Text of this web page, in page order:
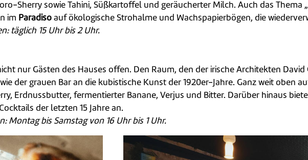
Sherry sowie Tahini, Süßkartoffel und geräucherter Milch. Auch das Thema
im Paradiso auf ökologische Strohalme und Wachspapierbögen, die
täglich 15 Uhr bis 2 Uhr.
nur Gästen des Hauses offen. Den Raum, den der irische Architekten
der grauen Bar an die kubistische Kunst der 1920er-Jahre. Ganz weit oben
Erdnussbutter, fermentierter Banane, Verjus und Bitter. Darüber hinaus
der letzten 15 Jahre an.
Montag bis Samstag von 16 Uhr bis 1 Uhr.